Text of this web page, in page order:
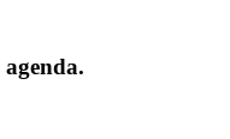
agenda.